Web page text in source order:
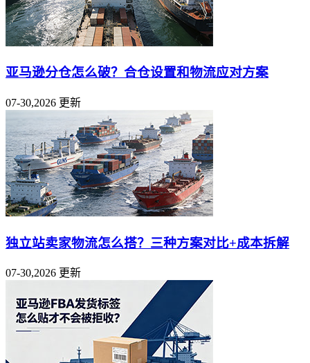
亚马逊分仓怎么破？合仓设置和物流应对方案
07-30,2026 更新
独立站卖家物流怎么搭？三种方案对比+成本拆解
07-30,2026 更新